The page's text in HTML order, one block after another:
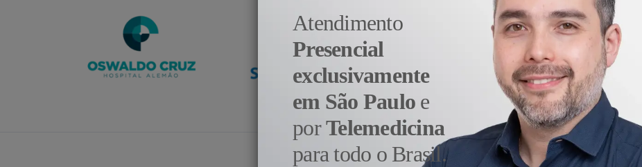
Atendimento
Presencial
exclusivamente
em São Paulo e
porTelemedicina
para todo o Brasil.